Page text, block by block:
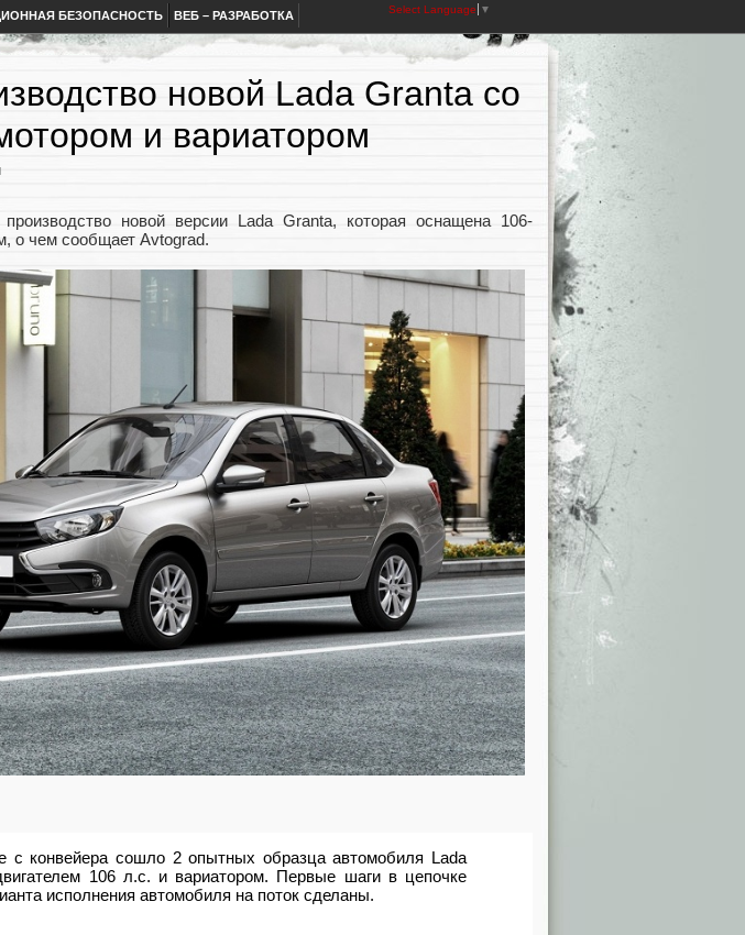
БЕЗОПАСНОСТЬ ВЕБ – РАЗРАБОТКА Select Language ▼
новой Lada Granta со
и вариатором
новой версии Lada Granta, которая оснащена 106-
о чем сообщает Avtograd.
с конвейера сошло 2 опытных образца автомобиля Lada
106 л.с. и вариатором. Первые шаги в цепочке
исполнения автомобиля на поток сделаны.